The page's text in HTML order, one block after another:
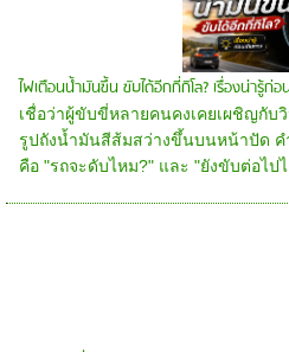
ไฟเตือนน้ำมันขึ้น ขับได้อีกกี่กิโล? เรื่องน่ารู้ก่อ
เชื่อว่าผู้ขับขี่หลายคนคงเคยเผชิญกั
รูปถังน้ำมันสีส้มสว่างขึ้นบนหน้าปัด ค
คือ "รถจะดับไหม?" และ "ยังขับต่อไป